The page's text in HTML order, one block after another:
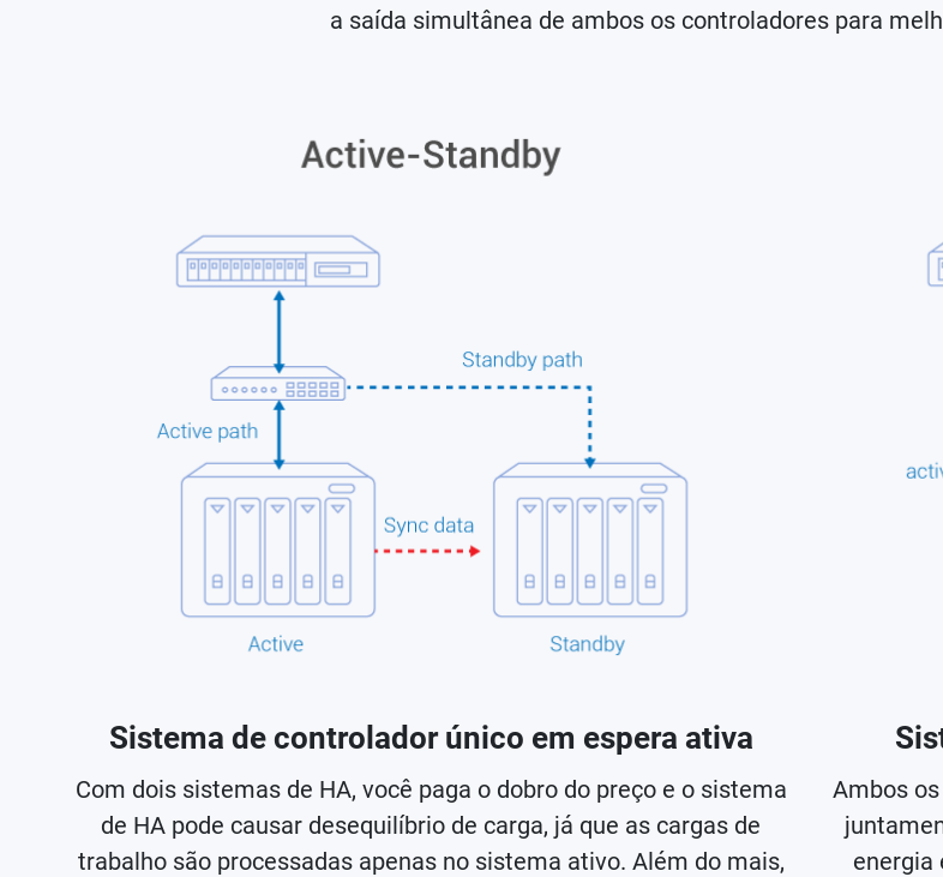
a saída simultânea de ambos os controladores para
Sistema de controlador único em espera ativa
Com dois sistemas de HA, você paga o dobro do preço e o sistema
de HA pode causar desequilíbrio de carga, já que as cargas de
trabalho são processadas apenas no sistema ativo. Além do mais,
Ambos
energia